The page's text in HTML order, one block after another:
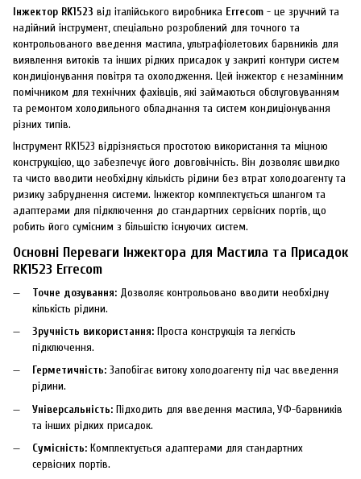
Інжектор RK1523 від італійського виробника Errecom - це зручний та
надійний інструмент, спеціально розроблений для точного та
контрольованого введення мастила, ультрафіолетових барвників для
виявлення витоків та інших рідких присадок у закриті контури систем
кондиціонування повітря та охолодження. Цей інжектор є незамінним
помічником для технічних фахівців, які займаються обслуговуванням
та ремонтом холодильного обладнання та систем кондиціонування
різних типів.
Інструмент RK1523 відрізняється простотою використання та міцною
конструкцією, що забезпечує його довговічність. Він дозволяє швидко
та чисто вводити необхідну кількість рідини без втрат холодоагенту та
ризику забруднення системи. Інжектор комплектується шлангом та
адаптерами для підключення до стандартних сервісних портів, що
робить його сумісним з більшістю існуючих систем.
Основні Переваги Інжектора для Мастила та Присадок
RK1523 Errecom
Точне дозування: Дозволяє контрольовано вводити необхідну
кількість рідини.
Зручність використання: Проста конструкція та легкість
підключення.
Герметичність: Запобігає витоку холодоагенту під час введення
рідини.
Універсальність: Підходить для введення мастила, УФ-барвників
та інших рідких присадок.
Сумісність: Комплектується адаптерами для стандартних
сервісних портів.